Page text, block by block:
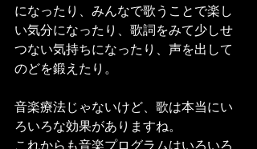
になったり、みんなで歌うことで楽し
い気分になったり、歌詞をみて少しせ
つない気持ちになったり、声を出して
のどを鍛えたり。
音楽療法じゃないけど、歌は本当にい
ろいろな効果がありますね。
これからも音楽プログラムはいろいろ